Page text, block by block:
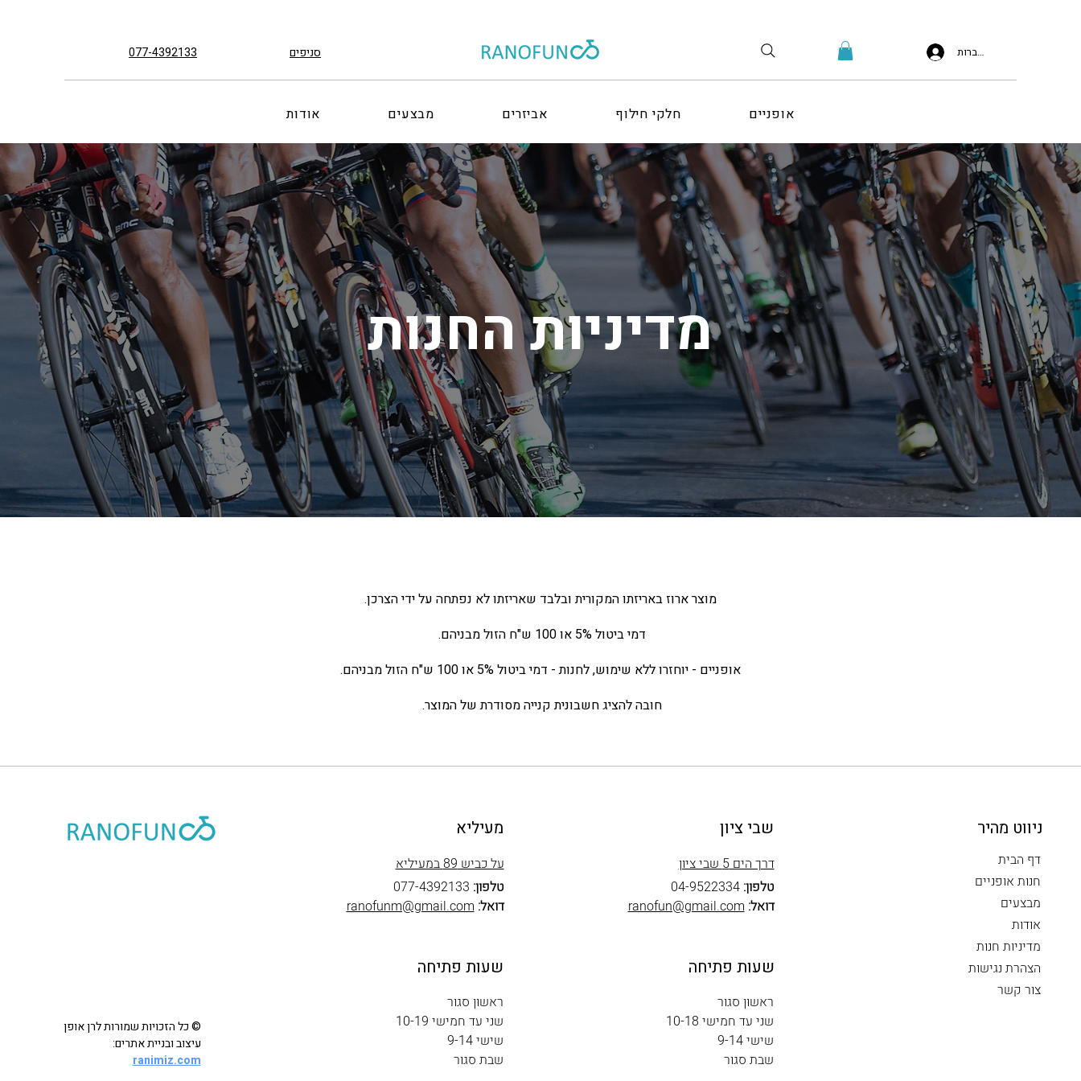
077-4392133 סניפים להתחברות
אופניים חלקי חילוף אביזרים מבצעים אודות
מדיניות החנות
מוצר ארוז באריזתו המקורית ובלבד שאריזתו לא נפתחה על ידי הצרכן.
דמי ביטול 5% או 100 ש"ח הזול מבניהם.
אופניים - יוחזרו ללא שימוש, לחנות - דמי ביטול 5% או 100 ש"ח הזול מבניהם.
חובה להציג חשבונית קנייה מסודרת של המוצר.
© כל הזכויות שמורות לרן אופן
עיצוב ובניית אתרים:
ranimiz.com
מעיליא
על כביש 89 במעיליא
טלפון: 077-4392133
דואל:ranofunm@gmail.com
שעות פתיחה
ראשון סגור
שני עד חמישי 10-19
שישי 9-14
שבת סגור
שבי ציון
דרך הים 5 שבי ציון
טלפון:04-9522334
דואל:ranofun@gmail.com
שעות פתיחה
ראשון סגור
שני עד חמישי 10-18
שישי 9-14
שבת סגור
ניווט מהיר
דף הבית
חנות אופניים
מבצעים
אודות
מדיניות חנות
הצהרת נגישות
צור קשר